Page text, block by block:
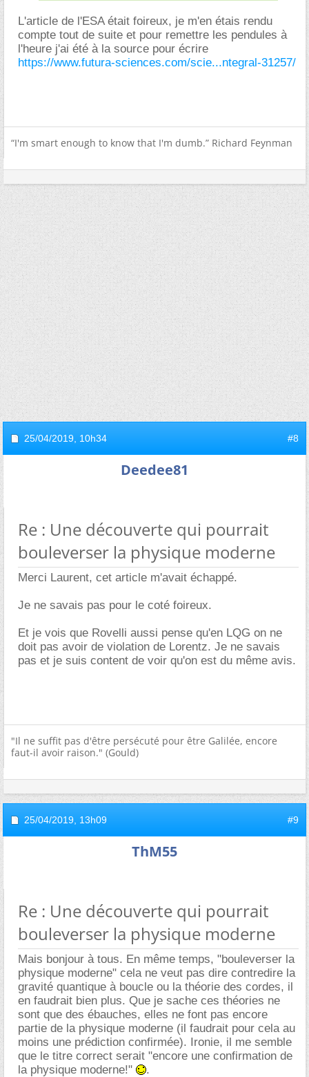
L'article de l'ESA était foireux, je m'en étais rendu
compte tout de suite et pour remettre les pendules à
l'heure j'ai été à la source pour écrire
https://www.futura-sciences.com/scie...ntegral-31257/
“I'm smart enough to know that I'm dumb.” Richard Feynman
25/04/2019, 10h34 #8
Deedee81
Re : Une découverte qui pourrait
bouleverser la physique moderne
Merci Laurent, cet article m'avait échappé.
Je ne savais pas pour le coté foireux.
Et je vois que Rovelli aussi pense qu'en LQG on ne
doit pas avoir de violation de Lorentz. Je ne savais
pas et je suis content de voir qu'on est du même avis.
"Il ne suffit pas d'être persécuté pour être Galilée, encore
faut-il avoir raison." (Gould)
25/04/2019, 13h09 #9
ThM55
Re : Une découverte qui pourrait
bouleverser la physique moderne
Mais bonjour à tous. En même temps, "bouleverser la
physique moderne" cela ne veut pas dire contredire la
gravité quantique à boucle ou la théorie des cordes, il
en faudrait bien plus. Que je sache ces théories ne
sont que des ébauches, elles ne font pas encore
partie de la physique moderne (il faudrait pour cela au
moins une prédiction confirmée). Ironie, il me semble
que le titre correct serait "encore une confirmation de
la physique moderne!"
.